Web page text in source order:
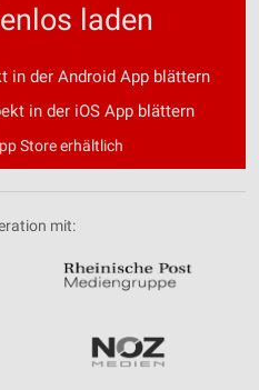
laden
in der Android App blättern
in der iOS App blättern
Store erhältlich
mit: